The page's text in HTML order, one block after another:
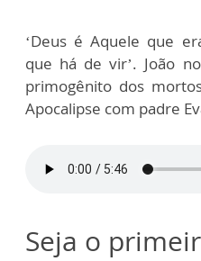
‘Deus é Aquele que
que há de vir’. João
primogênito dos
Apocalipse com padre
Seja o